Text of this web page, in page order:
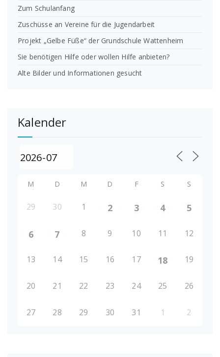
Zum Schulanfang
Zuschüsse an Vereine für die Jugendarbeit
Projekt „Gelbe Füße“ der Grundschule Wattenheim
Sie benötigen Hilfe oder wollen Hilfe anbieten?
Alte Bilder und Informationen gesucht
Kalender
M D M D F S S
29 30 1 2 3 4 5
6 7 8 9 10 11 12
13 14 15 16 17 18 19
20 21 22 23 24 25 26
27 28 29 30 31 1 2